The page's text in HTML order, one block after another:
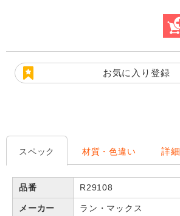
お気に入り登録
スペック 材質・色違い 詳細
品番 R29108
メーカー ラン・マックス